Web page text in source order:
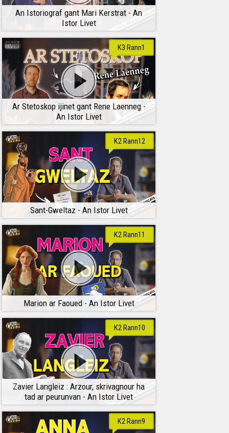
An Istoriograf gant Mari Kerstrat - An
Istor Livet
Ar Stetoskop ijinet gant Rene Laenneg -
An Istor Livet
K3 Rann1
Sant-Gweltaz - An Istor Livet
K2 Rann12
Marion ar Faoued - An Istor Livet
K2 Rann11
Zavier Langleiz : Arzour, skrivagnour ha
tad ar peurunvan - An Istor Livet
K2 Rann10
K2 Rann9